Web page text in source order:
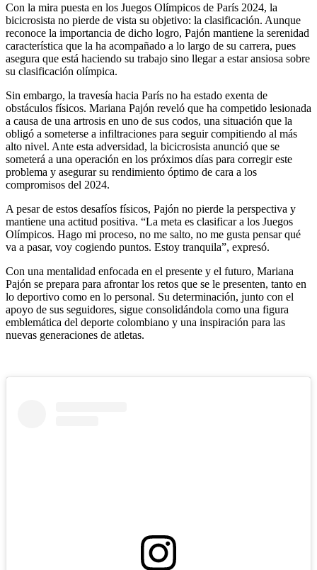
Con la mira puesta en los Juegos Olímpicos de París 2024, la
bicicrosista no pierde de vista su objetivo: la clasificación. Aunque
reconoce la importancia de dicho logro, Pajón mantiene la serenidad
característica que la ha acompañado a lo largo de su carrera, pues
asegura que está haciendo su trabajo sino llegar a estar ansiosa sobre
su clasificación olímpica.
Sin embargo, la travesía hacia París no ha estado exenta de
obstáculos físicos. Mariana Pajón reveló que ha competido lesionada
a causa de una artrosis en uno de sus codos, una situación que la
obligó a someterse a infiltraciones para seguir compitiendo al más
alto nivel. Ante esta adversidad, la bicicrosista anunció que se
someterá a una operación en los próximos días para corregir este
problema y asegurar su rendimiento óptimo de cara a los
compromisos del 2024.
A pesar de estos desafíos físicos, Pajón no pierde la perspectiva y
mantiene una actitud positiva. “La meta es clasificar a los Juegos
Olímpicos. Hago mi proceso, no me salto, no me gusta pensar qué
va a pasar, voy cogiendo puntos. Estoy tranquila”, expresó.
Con una mentalidad enfocada en el presente y el futuro, Mariana
Pajón se prepara para afrontar los retos que se le presenten, tanto en
lo deportivo como en lo personal. Su determinación, junto con el
apoyo de sus seguidores, sigue consolidándola como una figura
emblemática del deporte colombiano y una inspiración para las
nuevas generaciones de atletas.